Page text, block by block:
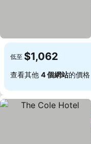
低至 $1,062
查看其他 4 個網站的價格